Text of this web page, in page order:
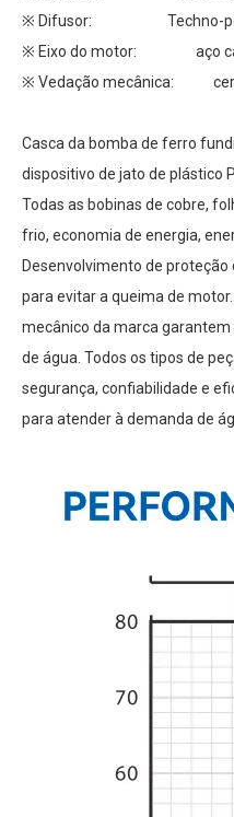
※ Difusor: Techno-
※ Eixo do motor: aço
※ Vedação mecânica:
Casca da bomba de ferro
dispositivo de jato de plástico
Todas as bobinas de cobre,
frio, economia de energia,
Desenvolvimento de
para evitar a queima de
mecânico da marca
de água. Todos os tipos de
segurança, confiabilidade e
para atender à demanda de